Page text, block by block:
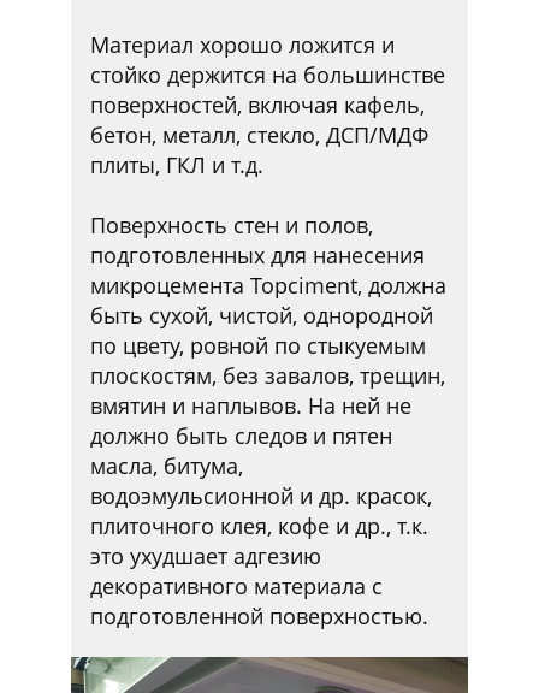
Материал хорошо ложится и
стойко держится на большинстве
поверхностей, включая кафель,
бетон, металл, стекло, ДСП/МДФ
плиты, ГКЛ и т.д.
Поверхность стен и полов,
подготовленных для нанесения
микроцемента Topciment, должна
быть сухой, чистой, однородной
по цвету, ровной по стыкуемым
плоскостям, без завалов, трещин,
вмятин и наплывов. На ней не
должно быть следов и пятен
масла, битума,
водоэмульсионной и др. красок,
плиточного клея, кофе и др., т.к.
это ухудшает адгезию
декоративного материала с
подготовленной поверхностью.